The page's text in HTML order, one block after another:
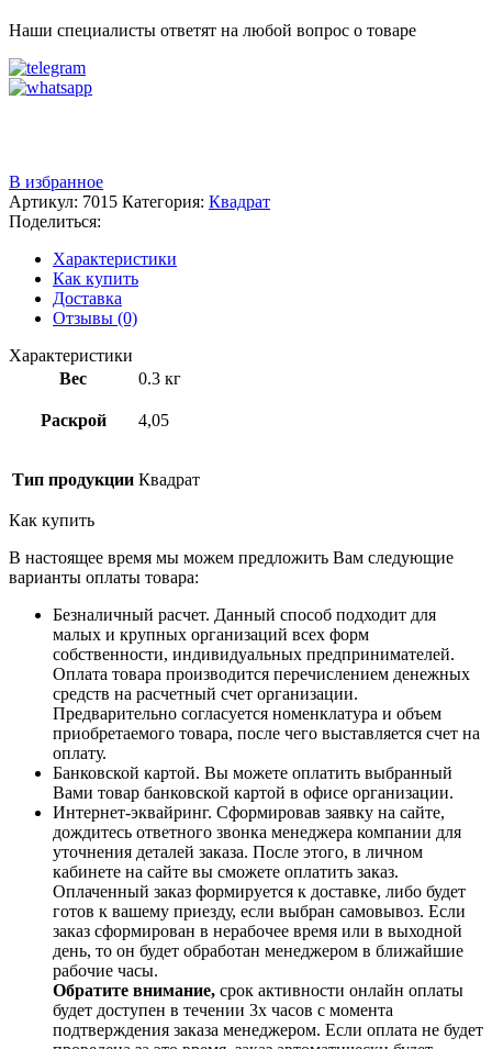
Наши специалисты ответят на любой вопрос о товаре
В избранное
Артикул: 7015 Категория: Квадрат
Поделиться:
Характеристики
Как купить
Доставка
Отзывы (0)
Характеристики
Вес
0.3 кг
Раскрой 4,05
Тип продукции Квадрат
Как купить
В настоящее время мы можем предложить Вам следующие
варианты оплаты товара:
Безналичный расчет. Данный способ подходит для
малых и крупных организаций всех форм
собственности, индивидуальных предпринимателей.
Оплата товара производится перечислением денежных
средств на расчетный счет организации.
Предварительно согласуется номенклатура и объем
приобретаемого товара, после чего выставляется счет на
оплату.
Банковской картой. Вы можете оплатить выбранный
Вами товар банковской картой в офисе организации.
Интернет-эквайринг. Сформировав заявку на сайте,
дождитесь ответного звонка менеджера компании для
уточнения деталей заказа. После этого, в личном
кабинете на сайте вы сможете оплатить заказ.
Оплаченный заказ формируется к доставке, либо будет
готов к вашему приезду, если выбран самовывоз. Если
заказ сформирован в нерабочее время или в выходной
день, то он будет обработан менеджером в ближайшие
рабочие часы.
Обратите внимание, срок активности онлайн оплаты
будет доступен в течении 3х часов с момента
подтверждения заказа менеджером. Если оплата не будет